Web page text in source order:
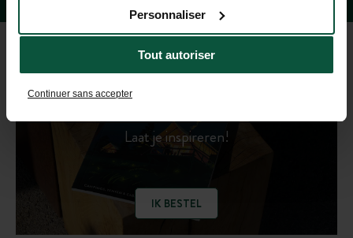
Tout autoriser
Personnaliser
Continuer sans accepterREISGIDS 2026
Laat je inspireren!
IK BESTEL